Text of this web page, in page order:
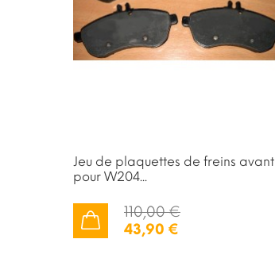
Jeu de plaquettes de freins avant
pour W204...
110,00 €
43,90 €